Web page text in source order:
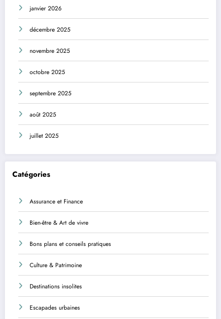
janvier 2026
décembre 2025
novembre 2025
octobre 2025
septembre 2025
août 2025
juillet 2025
Catégories
Assurance et Finance
Bien-être & Art de vivre
Bons plans et conseils pratiques
Culture & Patrimoine
Destinations insolites
Escapades urbaines